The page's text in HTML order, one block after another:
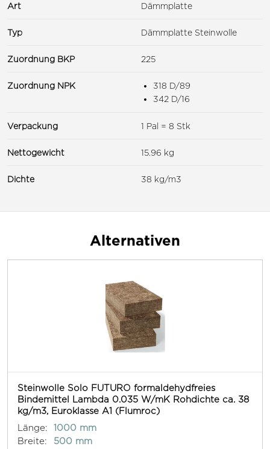
Art Dämmplatte
Typ Dämmplatte Steinwolle
Zuordnung BKP 225
Zuordnung NPK
318 D/89
342 D/16
Verpackung 1 Pal = 8 Stk
Nettogewicht 15.96 kg
Dichte 38 kg/m3
Alternativen
Steinwolle Solo FUTURO formaldehydfreies
Bindemittel Lambda 0.035 W/mK Rohdichte ca. 38
kg/m3, Euroklasse A1 (Flumroc)
Länge:
1000 mm
Breite:
500 mm